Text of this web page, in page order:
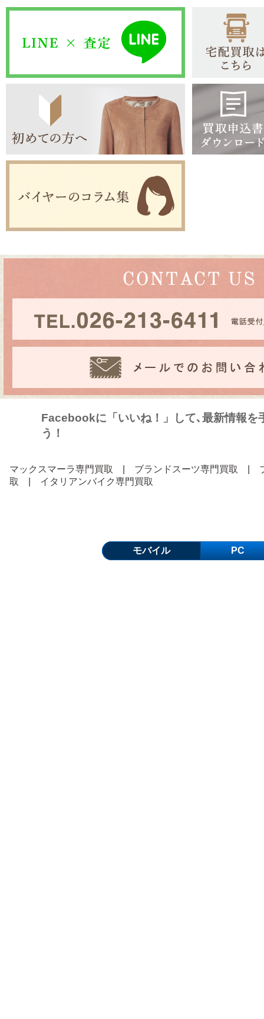
Facebookに「いいね！」して､最新情報を
う！
マックスマーラ専門買取 ブランドスーツ専門買取
取
イタリアンバイク専門買取
モバイル PC